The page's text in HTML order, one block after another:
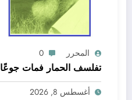
المحرر 0
تفلسف الحمار فمات جوعًا
أغسطس 8, 2026